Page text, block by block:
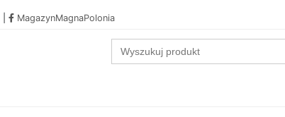
MagazynMagnaPolonia
Search
for: